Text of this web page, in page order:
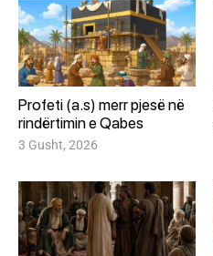
Profeti (a.s) merr pjesë në
rindërtimin e Qabes
3 Gusht, 2026